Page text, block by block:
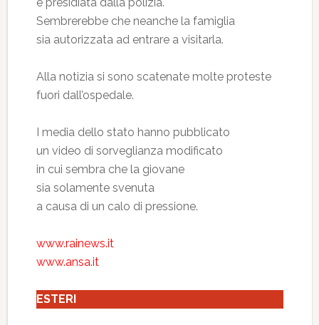
Sembrerebbe che neanche la famiglia
sia autorizzata ad entrare a visitarla.
Alla notizia si sono scatenate molte proteste
fuori dall’ospedale.
I media dello stato hanno pubblicato
un video di sorveglianza modificato
in cui sembra che la giovane
sia solamente svenuta
a causa di un calo di pressione.
www.rainews.it
www.ansa.it
ESTERI